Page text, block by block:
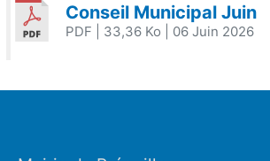
Conseil Municipal Juin
PDF | 33,36 Ko | 06 Juin 2026